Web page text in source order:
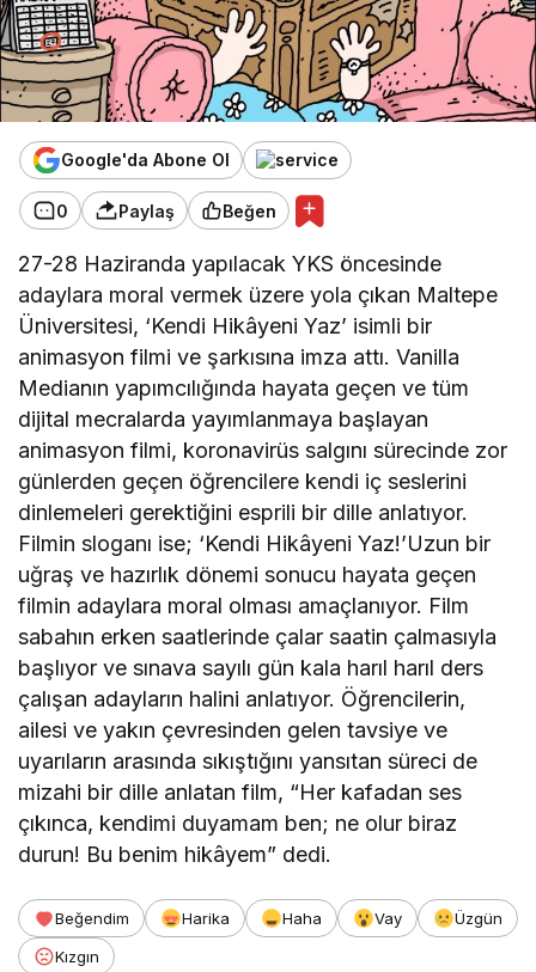
Google'da Abone Ol
0 Paylaş Beğen
27-28 Haziranda yapılacak YKS öncesinde
adaylara moral vermek üzere yola çıkan Maltepe
Üniversitesi, ‘Kendi Hikâyeni Yaz’ isimli bir
animasyon filmi ve şarkısına imza attı. Vanilla
Medianın yapımcılığında hayata geçen ve tüm
dijital mecralarda yayımlanmaya başlayan
animasyon filmi, koronavirüs salgını sürecinde zor
günlerden geçen öğrencilere kendi iç seslerini
dinlemeleri gerektiğini esprili bir dille anlatıyor.
Filmin sloganı ise; ‘Kendi Hikâyeni Yaz!’Uzun bir
uğraş ve hazırlık dönemi sonucu hayata geçen
filmin adaylara moral olması amaçlanıyor. Film
sabahın erken saatlerinde çalar saatin çalmasıyla
başlıyor ve sınava sayılı gün kala harıl harıl ders
çalışan adayların halini anlatıyor. Öğrencilerin,
ailesi ve yakın çevresinden gelen tavsiye ve
uyarıların arasında sıkıştığını yansıtan süreci de
mizahi bir dille anlatan film, “Her kafadan ses
çıkınca, kendimi duyamam ben; ne olur biraz
durun! Bu benim hikâyem” dedi.
Beğendim Harika Haha Vay
Üzgün
Kızgın